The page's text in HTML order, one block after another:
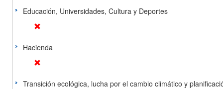
Educación, Universidades, Cultura y Deportes
Hacienda
Transición ecológica, lucha por el cambio climático y